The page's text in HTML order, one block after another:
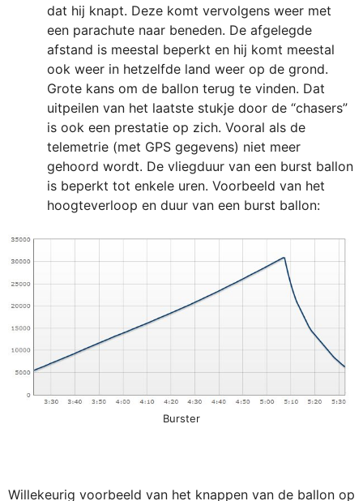
dat hij knapt. Deze komt vervolgens weer met
een parachute naar beneden. De afgelegde
afstand is meestal beperkt en hij komt meestal
ook weer in hetzelfde land weer op de grond.
Grote kans om de ballon terug te vinden. Dat
uitpeilen van het laatste stukje door de “chasers”
is ook een prestatie op zich. Vooral als de
telemetrie (met GPS gegevens) niet meer
gehoord wordt. De vliegduur van een burst ballon
is beperkt tot enkele uren. Voorbeeld van het
hoogteverloop en duur van een burst ballon:
Burster
Willekeurig voorbeeld van het knappen van de ballon op